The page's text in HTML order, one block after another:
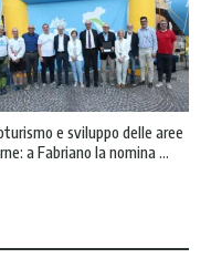
e sviluppo delle aree
a Fabriano la nomina ...